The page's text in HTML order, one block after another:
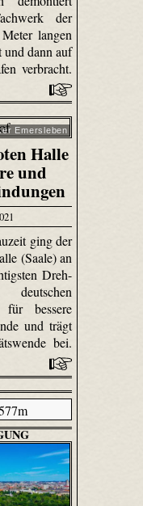
der
langen
und dann auf
verbracht.
Emersleben
Halle
und
ging der
(Saale) an
Dreh-
für bessere
und trägt
bei.